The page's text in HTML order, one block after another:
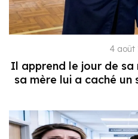
4 août
Il apprend le jour de sa
sa mère lui a caché